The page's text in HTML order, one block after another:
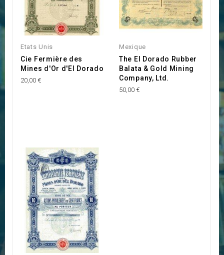
Etats Unis
Cie Fermière des
Mines d'Or d'El Dorado
20,00 €
Mexique
The El Dorado Rubber
Balata & Gold Mining
Company, Ltd.
50,00 €